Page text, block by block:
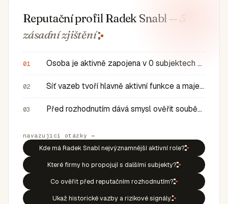
Reputační profil Radek Snabl— 3
zásadnízjištění
01 Osoba je aktivně zapojena v 0 subjektech a má 0 historic…
02 Síť vazeb tvoří hlavně aktivní funkce a majetkové role v…
03 Před rozhodnutím dává smysl ověřit souběh rolí, historic…
navazující otázky →
Kde má Radek Snabl nejvýznamnější aktivní role?
Které firmy ho propojují s dalšími subjekty?
Co ověřit před reputačním rozhodnutím?
Ukaž historické vazby a rizikové signály.